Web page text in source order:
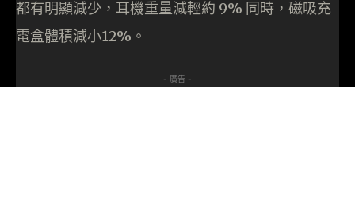
都有明顯減少，耳機重量減輕約 9% 同時，磁吸充
電盒體積減小12%。
- 廣告 -